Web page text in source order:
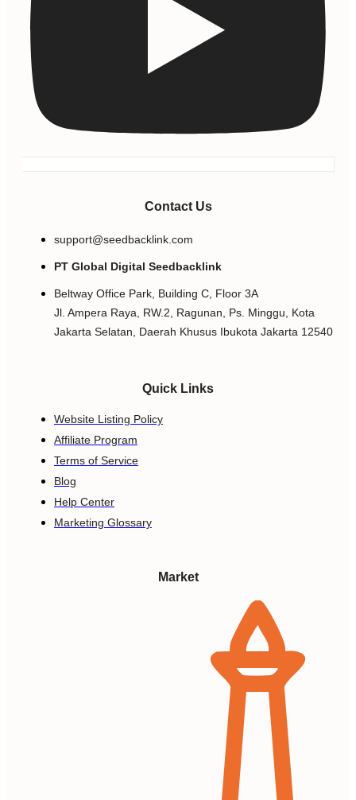
Contact Us
support@seedbacklink.com
PT Global Digital Seedbacklink
Beltway Office Park, Building C, Floor 3A
Jl. Ampera Raya, RW.2, Ragunan, Ps. Minggu, Kota
Jakarta Selatan, Daerah Khusus Ibukota Jakarta 12540
Quick Links
Website Listing Policy
Affiliate Program
Terms of Service
Blog
Help Center
Marketing Glossary
Market